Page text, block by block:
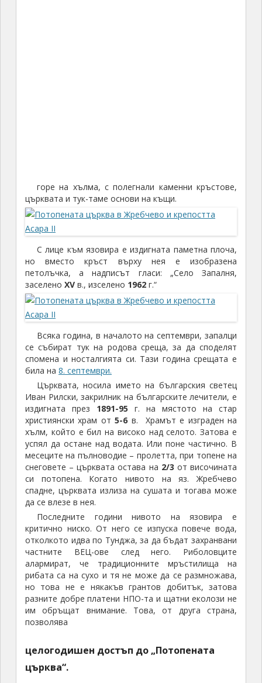
горе на хълма, с полегнали каменни кръстове,
църквата и тук-таме основи на къщи.
С лице към язовира е издигната паметна плоча,
но вместо кръст върху нея е изобразена
петолъчка, а надписът гласи: „Село Запалня,
заселено XVв., изселено 1962г.“
Всяка година, в началото на септември, запалци
се събират тук на родова среща, за да споделят
спомена и носталгията си. Тази година срещата е
била на 8. септември.
Църквата, носила името на българския светец
Иван Рилски, закрилник на българските лечители, е
издигната през 1891-95 г. на мястото на стар
християнски храм от5-6 в. Храмът е изграден на
хълм, който е бил на високо над селото. Затова е
успял да остане над водата. Или поне частично. В
месеците на пълноводие – пролетта, при топене на
снеговете – църквата остава на 2/3 от височината
си потопена. Когато нивото на яз. Жребчево
спадне, църквата излиза на сушата и тогава може
да се влезе в нея.
Последните години нивото на язовира е
критично ниско. От него се изпуска повече вода,
отколкото идва по Тунджа, за да бъдат захранвани
частните ВЕЦ-ове след него. Риболовците
алармират, че традиционните мръстилища на
рибата са на сухо и тя не може да се размножава,
но това не е някакъв грантов добитък, затова
разните добре платени НПО-та и щатни еколози не
им обръщат внимание. Това, от друга страна,
позволява
целогодишен достъп до „Потопената
църква“.